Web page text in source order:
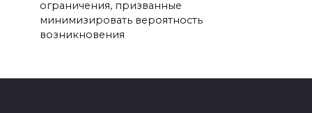
ограничения, призванные
минимизировать вероятность
возникновения